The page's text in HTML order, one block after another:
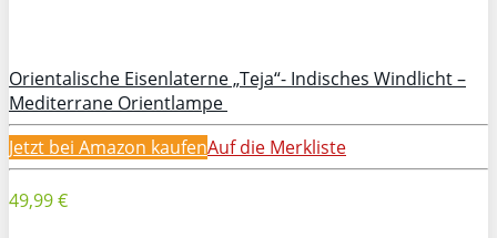
Orientalische Eisenlaterne „Teja“- Indisches Windlicht –
Mediterrane Orientlampe
Jetzt bei Amazon kaufenAuf die Merkliste
49,99 €